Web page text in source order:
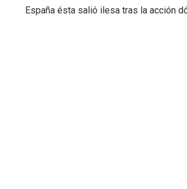
España ésta salió ilesa tras la acción